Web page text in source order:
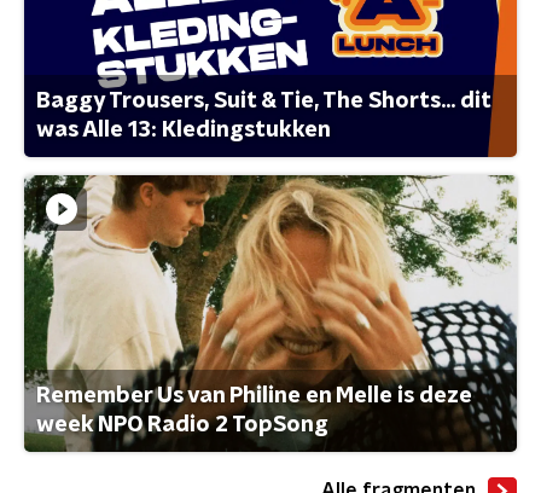
Baggy Trousers, Suit & Tie, The Shorts... dit
was Alle 13: Kledingstukken
Remember Us van Philine en Melle is deze
week NPO Radio 2 TopSong